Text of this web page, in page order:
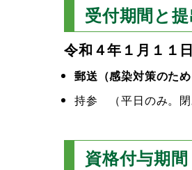
受付期間と
令和４年１月１１
郵送（感染対策のた
持参 （平日のみ。閉
資格付与期間